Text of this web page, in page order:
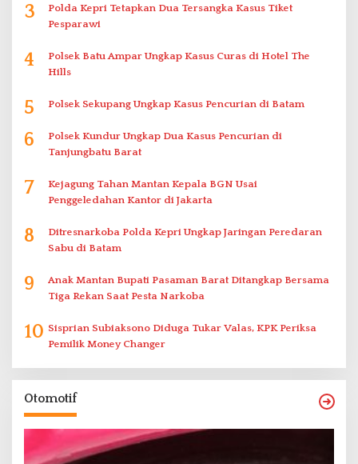
3
Polda Kepri Tetapkan Dua Tersangka Kasus Tiket
Pesparawi
4
Polsek Batu Ampar Ungkap Kasus Curas di Hotel The
Hills
5 Polsek Sekupang Ungkap Kasus Pencurian di Batam
6
Polsek Kundur Ungkap Dua Kasus Pencurian di
Tanjungbatu Barat
7
Kejagung Tahan Mantan Kepala BGN Usai
Penggeledahan Kantor di Jakarta
8
Ditresnarkoba Polda Kepri Ungkap Jaringan Peredaran
Sabu di Batam
9
Anak Mantan Bupati Pasaman Barat Ditangkap Bersama
Tiga Rekan Saat Pesta Narkoba
10 Sisprian Subiaksono Diduga Tukar Valas, KPK Periksa
Pemilik Money Changer
Otomotif